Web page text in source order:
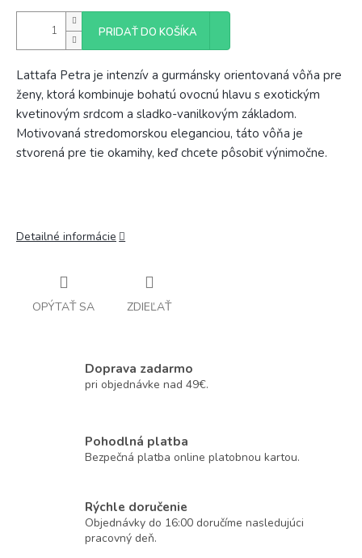
PRIDAŤ DO KOŠÍKA
Lattafa Petra je intenzív a gurmánsky orientovaná vôňa pre
ženy, ktorá kombinuje bohatú ovocnú hlavu s exotickým
kvetinovým srdcom a sladko-vanilkovým základom.
Motivovaná stredomorskou eleganciou, táto vôňa je
stvorená pre tie okamihy, keď chcete pôsobiť výnimočne.
Detailné informácie
OPÝTAŤ SA ZDIEĽAŤ
Doprava zadarmo
pri objednávke nad 49€.
Pohodlná platba
Bezpečná platba online platobnou kartou.
Rýchle doručenie
Objednávky do 16:00 doručíme nasledujúci
pracovný deň.